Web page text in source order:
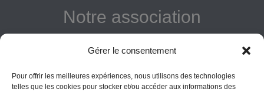
Gérer le consentement
Pour offrir les meilleures expériences, nous utilisons des technologies
telles que les cookies pour stocker et/ou accéder aux informations des
Notre association
Donner